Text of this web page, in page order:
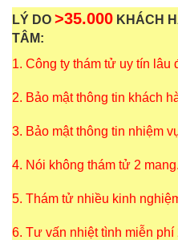
LÝ DO >35.000 KHÁCH
TÂM:
1. Công ty thám tử uy tín lâu
2. Bảo mật thông tin khách
3. Bảo mật thông tin nhiệm
4. Nói không thám tử 2 mang.
5. Thám tử nhiều kinh
6. Tư vấn nhiệt tình miễn phí